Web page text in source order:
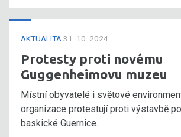
AKTUALITA 31. 10. 2024
Protesty proti novému
Guggenheimovu muzeu
Místní obyvatelé i světové
organizace protestují proti výstavbě
baskické Guernice.